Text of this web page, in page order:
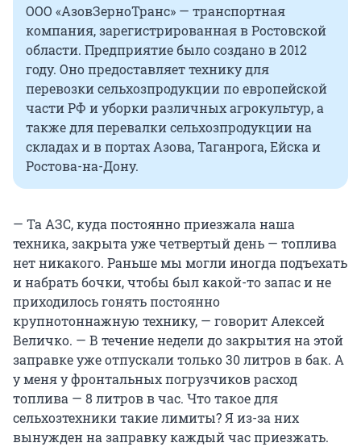
ООО «АзовЗерноТранс» — транспортная
компания, зарегистрированная в Ростовской
области. Предприятие было создано в 2012
году. Оно предоставляет технику для
перевозки сельхозпродукции по европейской
части РФ и уборки различных агрокультур, а
также для перевалки сельхозпродукции на
складах и в портах Азова, Таганрога, Ейска и
Ростова-на-Дону.
— Та АЗС, куда постоянно приезжала наша
техника, закрыта уже четвертый день — топлива
нет никакого. Раньше мы могли иногда подъехать
и набрать бочки, чтобы был какой-то запас и не
приходилось гонять постоянно
крупнотоннажную технику, — говорит Алексей
Величко. — В течение недели до закрытия на этой
заправке уже отпускали только 30 литров в бак. А
у меня у фронтальных погрузчиков расход
топлива — 8 литров в час. Что такое для
сельхозтехники такие лимиты? Я из-за них
вынужден на заправку каждый час приезжать.